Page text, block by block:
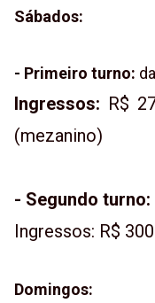
Sábados:
- Primeiro turno:
Ingressos: R$
(mezanino)
- Segundo turno:
Ingressos: R$
Domingos: